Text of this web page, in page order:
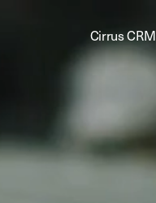
Cirrus CRM